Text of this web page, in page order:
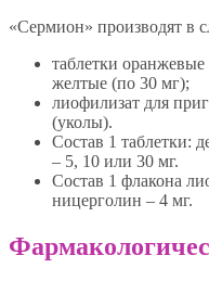
«Сермион» производят в
таблетки
желтые (по 30 мг);
лиофилизат для
(уколы).
Состав 1 таблетки:
– 5, 10 или 30 мг.
Состав 1 флакона
ницерголин – 4 мг.